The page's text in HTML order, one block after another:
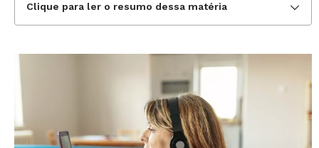
Clique para ler o resumo dessa matéria